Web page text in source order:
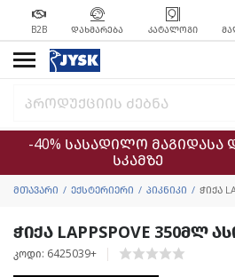
B2B ᲓᲐᲮᲛᲐᲠᲔᲑᲐ ᲙᲐᲢᲐᲚᲝᲒᲘ
-40% სასადილო მაგიდასა
სკამზე
მთავარი ექსტერიერი პიკნიკი ჭიქა
ჭიქა LAPPSPOVE 350მლ
კოდი: 6425039+